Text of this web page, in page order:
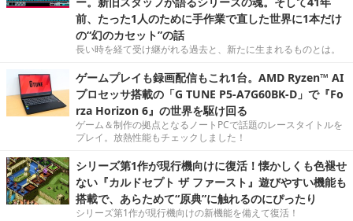
前、たった1人のために手作業で直した世界に1本だけ
の“幻のカセット”の話
長い時を経て受け継がれる過去と、新たに生まれるものとは。
ゲームプレイも録画配信もこれ1台。AMD Ryzen™ AI
プロセッサ搭載の「G TUNE P5-A7G60BK-D」で『Fo
rza Horizon 6』の世界を駆け回る
ゲーム＆制作の拠点となるノートPCで話題のレースタイトルを
プレイ。放熱性能もチェックしました！
シリーズ第1作が現行機向けに復活！懐かしくも色褪せ
ない『カルドセプト ザ ファースト』遊びやすい機能も
搭載で、あらためて“原典”に触れるのにぴったり
シリーズ第1作が現行機向けの新機能を備えて復活！